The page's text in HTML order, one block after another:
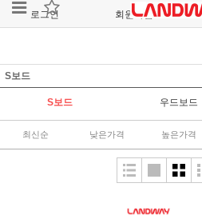
로그인 회원가입
S보드
S보드 우드보드
최신순 낮은가격 높은가격